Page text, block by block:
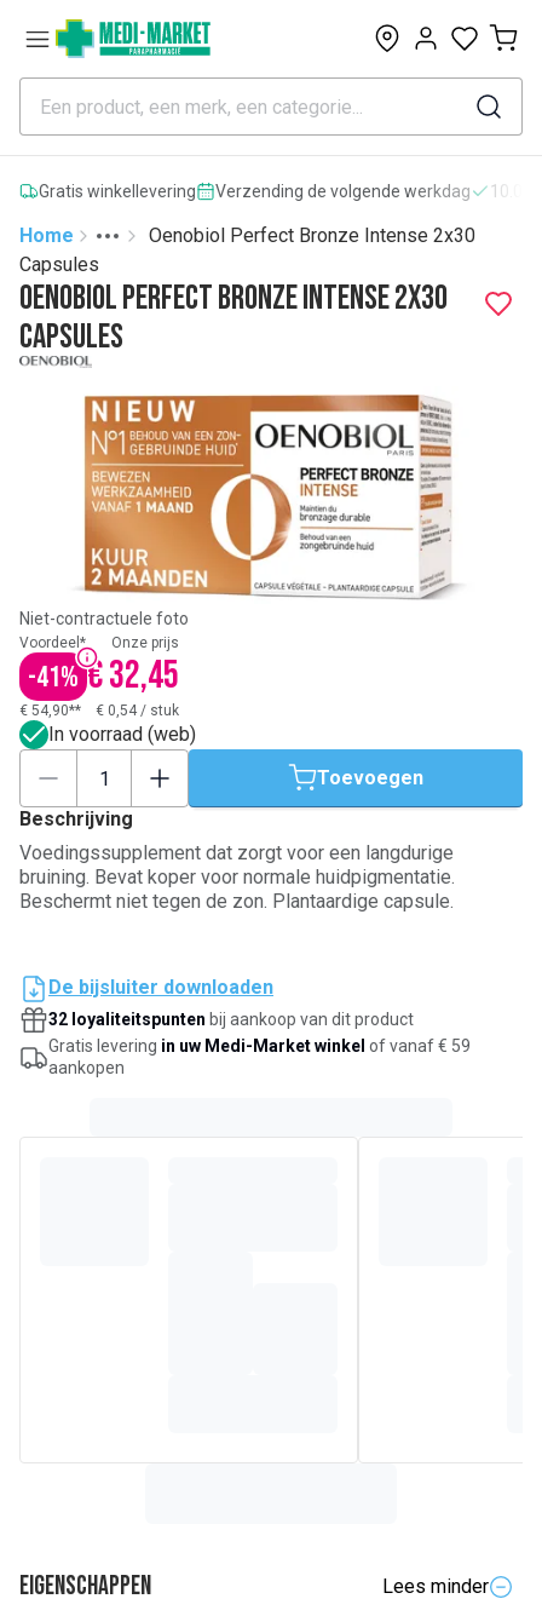
0
Gratis winkellevering Verzending de volgende werkdag
Home
More
Toggle menu
Oenobiol Perfect Bronze Intense 2x30
Capsules
Oenobiol Perfect Bronze Intense 2x30
Capsules
Niet-contractuele foto
Voordeel*
-41%
Onze prijs
€ 32,45
€ 54,90** € 0,54 / stuk
In voorraad (web)
Toevoegen
Beschrijving
Voedingssupplement dat zorgt voor een langdurige
bruining. Bevat koper voor normale huidpigmentatie.
Beschermt niet tegen de zon. Plantaardige capsule.
De bijsluiter downloaden
32 loyaliteitspunten bij aankoop van dit product
Gratis levering in uw Medi-Market winkel of vanaf € 59
aankopen
Eigenschappen
Lees minder